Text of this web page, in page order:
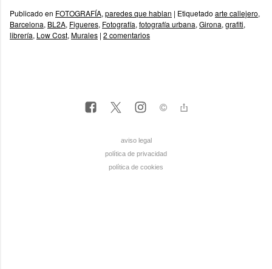
Publicado en FOTOGRAFÍA, paredes que hablan | Etiquetado arte callejero,
Barcelona, BL2A, Figueres, Fotografía, fotografía urbana, Girona, grafiti,
librería, Low Cost, Murales | 2 comentarios
aviso legal
política de privacidad
política de cookies